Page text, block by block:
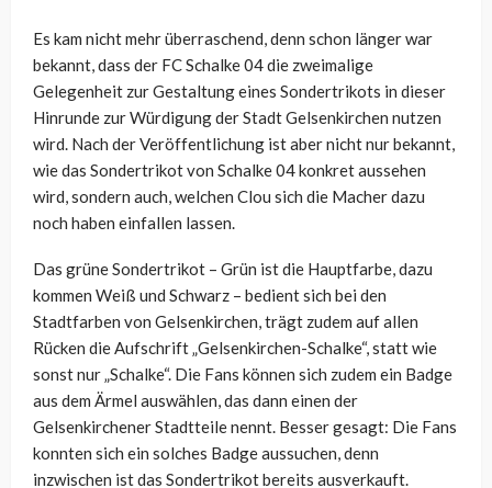
Es kam nicht mehr überraschend, denn schon länger war
bekannt, dass der FC Schalke 04 die zweimalige
Gelegenheit zur Gestaltung eines Sondertrikots in dieser
Hinrunde zur Würdigung der Stadt Gelsenkirchen nutzen
wird. Nach der Veröffentlichung ist aber nicht nur bekannt,
wie das Sondertrikot von Schalke 04 konkret aussehen
wird, sondern auch, welchen Clou sich die Macher dazu
noch haben einfallen lassen.
Das grüne Sondertrikot – Grün ist die Hauptfarbe, dazu
kommen Weiß und Schwarz – bedient sich bei den
Stadtfarben von Gelsenkirchen, trägt zudem auf allen
Rücken die Aufschrift „Gelsenkirchen-Schalke“, statt wie
sonst nur „Schalke“. Die Fans können sich zudem ein Badge
aus dem Ärmel auswählen, das dann einen der
Gelsenkirchener Stadtteile nennt. Besser gesagt: Die Fans
konnten sich ein solches Badge aussuchen, denn
inzwischen ist das Sondertrikot bereits ausverkauft.